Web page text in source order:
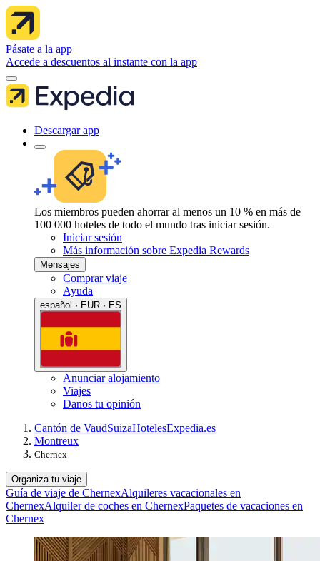
Pásate a la app
Accede a descuentos al instante con la app
Descargar app
Los miembros pueden ahorrar al menos un 10 % en más de
100 000 hoteles de todo el mundo tras iniciar sesión.
Iniciar sesión
Más información sobre Expedia Rewards
Mensajes
Comprar viaje
Ayuda
español · EUR · ES
Anunciar alojamiento
Viajes
Danos tu opinión
Cantón de VaudSuizaHotelesExpedia.es
Montreux
Chernex
Organiza tu viaje
Guía de viaje de ChernexAlquileres vacacionales en
ChernexAlquiler de coches en ChernexPaquetes de vacaciones en
Chernex